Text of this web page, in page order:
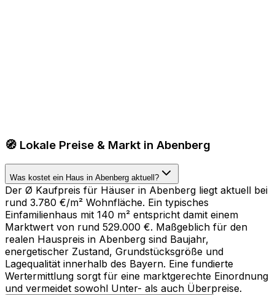
🧭 Lokale Preise & Markt in Abenberg
Was kostet ein Haus in Abenberg aktuell?
Der Ø Kaufpreis für Häuser in Abenberg liegt aktuell bei
rund 3.780 €/m² Wohnfläche. Ein typisches
Einfamilienhaus mit 140 m² entspricht damit einem
Marktwert von rund 529.000 €. Maßgeblich für den
realen Hauspreis in Abenberg sind Baujahr,
energetischer Zustand, Grundstücksgröße und
Lagequalität innerhalb des Bayern. Eine fundierte
Wertermittlung sorgt für eine marktgerechte Einordnung
und vermeidet sowohl Unter- als auch Überpreise.